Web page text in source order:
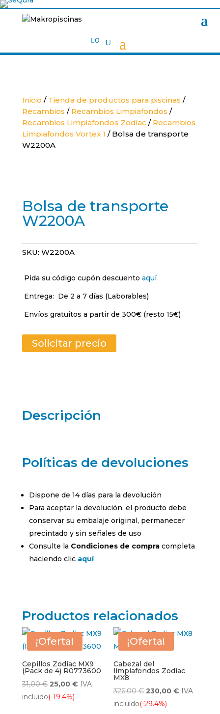
0
Inicio / Tienda de productos para piscinas /
Recambios / Recambios Limpiafondos /
Recambios Limpiafondos Zodiac / Recambios
Limpiafondos Vortex 1 / Bolsa de transporte
W2200A
Bolsa de transporte
W2200A
SKU: W2200A
Pida su código cupón descuento aquí
Entrega: De 2 a 7 días (Laborables)
Envíos gratuitos a partir de 300€ (resto 15€)
Solicitar precio
Descripción
Políticas de devoluciones
Dispone de 14 días para la devolución
Para aceptar la devolución, el producto debe
conservar su embalaje original, permanecer
precintado y sin señales de uso
Consulte la Condiciones de compracompleta
haciendo clic aquí
Productos relacionados
¡Oferta!
Cepillos Zodiac MX9
(Pack de 4) R0773600
31,00€ El
precio
25,00 €ElIVA
incluido(-19.4%)
¡Oferta!
Cabezal del
limpiafondos Zodiac
MX8
326,00€ El
precio
230,00€ El
IVA
incluido(-29.4%)